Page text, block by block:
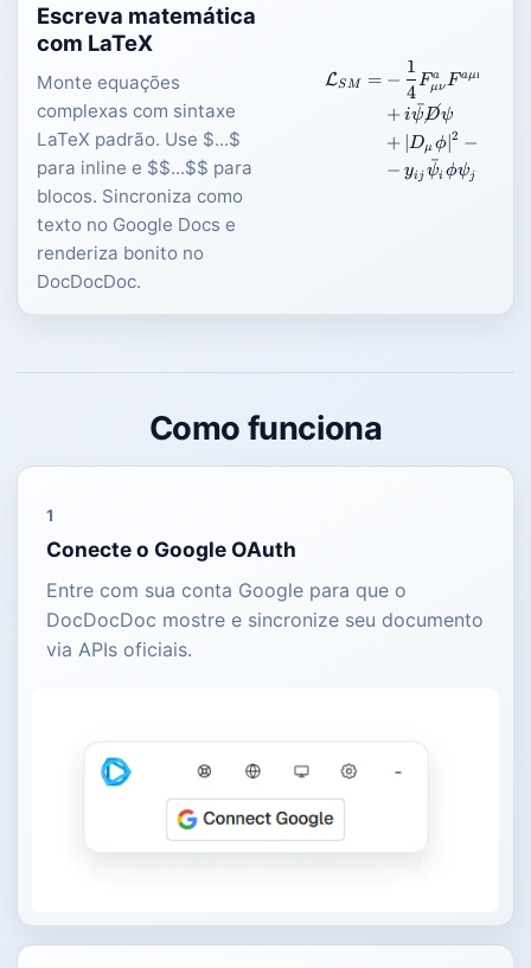
Escreva matemática
com LaTeX
Monte equações
complexas com sintaxe
LaTeX padrão. Use $...$
para inline e $$...$$ para
blocos. Sincroniza como
texto no Google Docs e
renderiza bonito no
DocDocDoc.
LSM = −
4
1
F μν
a F aμν
+ iψ
ˉDψ
+ ∣Dμ ϕ∣ 2 −
− yij ψ
ˉi ϕψj
Como funciona
1
Conecte o Google OAuth
Entre com sua conta Google para que o
DocDocDoc mostre e sincronize seu documento
via APIs oficiais.